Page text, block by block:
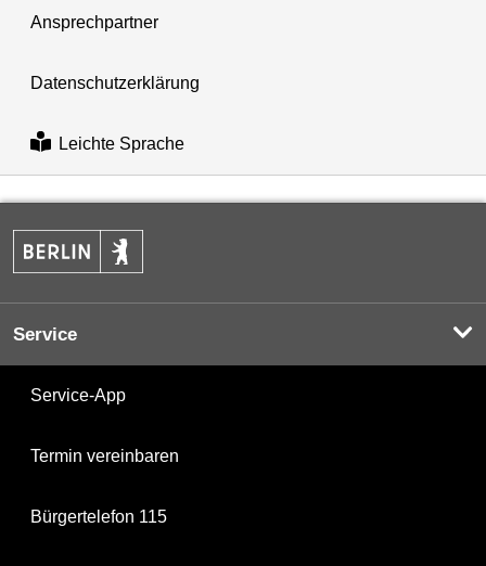
Ansprechpartner
Datenschutzerklärung
Leichte Sprache
Service
Service-App
Termin vereinbaren
Bürgertelefon 115